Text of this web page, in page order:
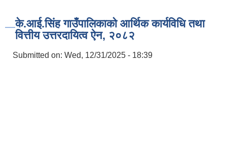
के.आई.सिंह गाउँपालिकाको आर्थिक कार्यविधि तथा
वित्तीय उत्तरदायित्व ऐन, २०८२
Submitted on: Wed, 12/31/2025 - 18:39